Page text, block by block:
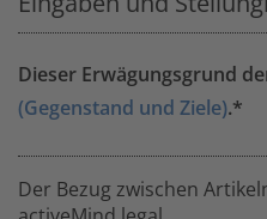
Dieser Erwägungsgrund
(Gegenstand und Ziele).*
Der Bezug zwischen